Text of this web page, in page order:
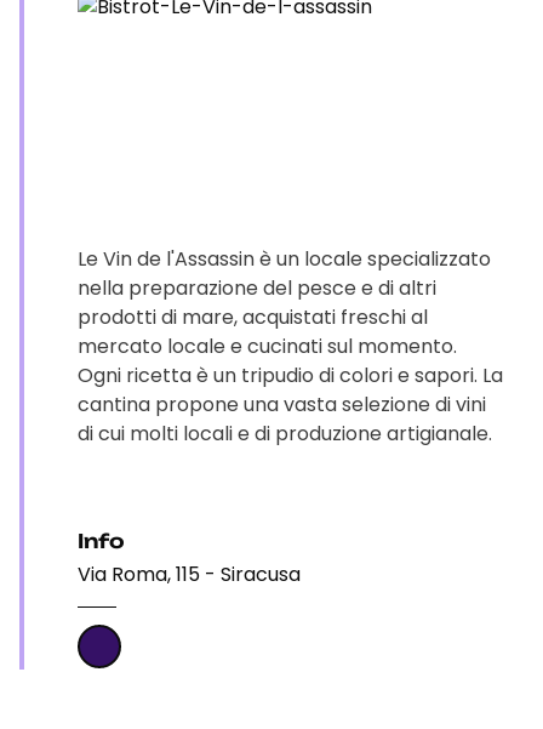
Le Vin de l'Assassin è un locale specializzato
nella preparazione del pesce e di altri
prodotti di mare, acquistati freschi al
mercato locale e cucinati sul momento.
Ogni ricetta è un tripudio di colori e sapori. La
cantina propone una vasta selezione di vini
di cui molti locali e di produzione artigianale.
Info
Via Roma, 115 - Siracusa